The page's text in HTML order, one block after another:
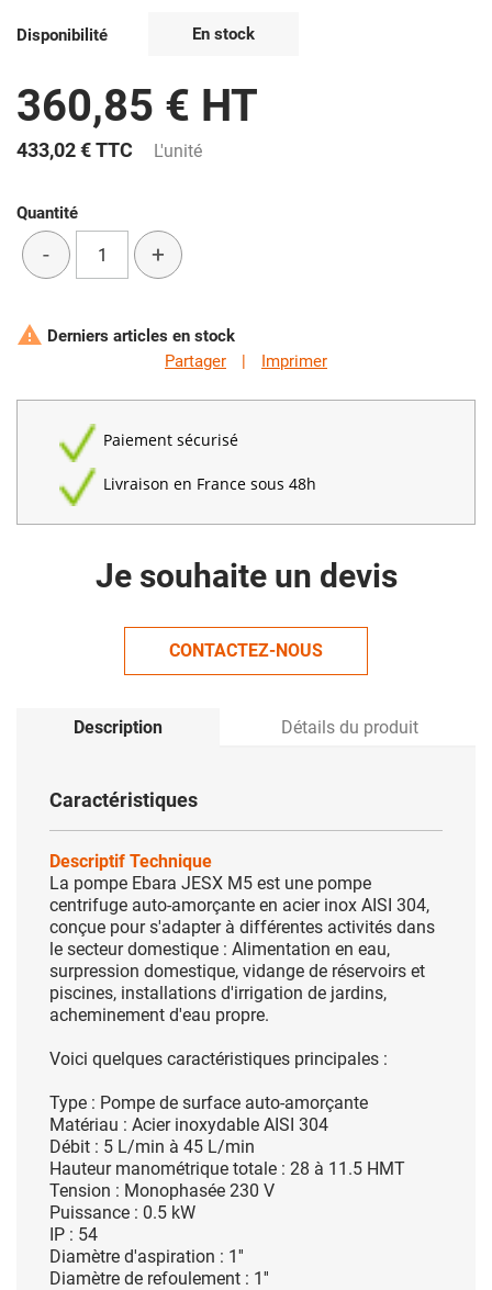
Disponibilité En stock
360,85 € HT
433,02 €TTC L'unité
Quantité
- +
 Derniers articles en stock
Partager
| Imprimer
Paiement sécurisé
Livraison en France sous 48h
Je souhaite un devis
CONTACTEZ-NOUS
Description Détails du produit
Caractéristiques
Descriptif Technique
La pompe Ebara JESX M5 est une pompe
centrifuge auto-amorçante en acier inox AISI 304,
conçue pour s'adapter à différentes activités dans
le secteur domestique : Alimentation en eau,
surpression domestique, vidange de réservoirs et
piscines, installations d'irrigation de jardins,
acheminement d'eau propre.
Voici quelques caractéristiques principales :
Type : Pompe de surface auto-amorçante
Matériau : Acier inoxydable AISI 304
Débit : 5 L/min à 45 L/min
Hauteur manométrique totale : 28 à 11.5 HMT
Tension : Monophasée 230 V
Puissance : 0.5 kW
IP : 54
Diamètre d'aspiration : 1''
Diamètre de refoulement : 1''